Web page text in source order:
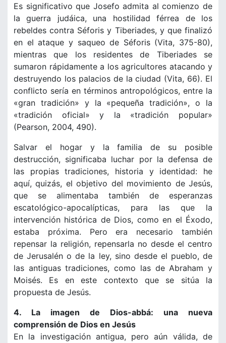
Es significativo que Josefo admita al comienzo de
la guerra judáica, una hostilidad férrea de los
rebeldes contra Séforis y Tiberiades, y que finalizó
en el ataque y saqueo de Séforis (Vita, 375-80),
mientras que los residentes de Tiberiades se
sumaron rápidamente a los agricultores atacando y
destruyendo los palacios de la ciudad (Vita, 66). El
conflicto sería en términos antropológicos, entre la
«gran tradición» y la «pequeña tradición», o la
«tradición oficial» y la «tradición popular»
(Pearson, 2004, 490).
Salvar el hogar y la familia de su posible
destrucción, significaba luchar por la defensa de
las propias tradiciones, historia y identidad: he
aquí, quizás, el objetivo del movimiento de Jesús,
que se alimentaba también de esperanzas
escatológico-apocalípticas, para las que la
intervención histórica de Dios, como en el Éxodo,
estaba próxima. Pero era necesario también
repensar la religión, repensarla no desde el centro
de Jerusalén o de la ley, sino desde el pueblo, de
las antiguas tradiciones, como las de Abraham y
Moisés. Es en este contexto que se sitúa la
propuesta de Jesús.
4. La imagen de Dios-abbá: una nueva
comprensión de Dios en Jesús
En la investigación antigua, pero aún válida, de